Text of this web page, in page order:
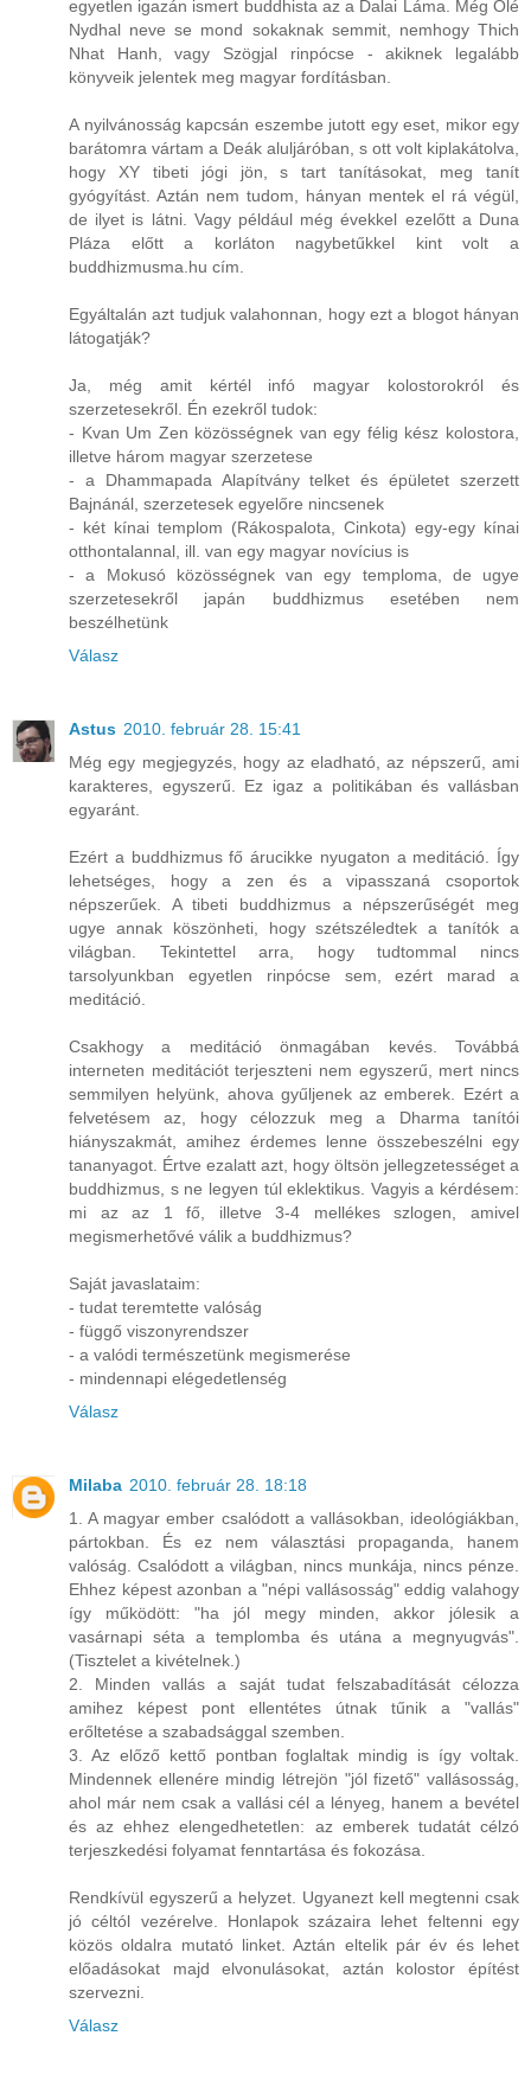
egyetlen igazán ismert buddhista az a Dalai Láma. Még Olé
Nydhal neve se mond sokaknak semmit, nemhogy Thich
Nhat Hanh, vagy Szögjal rinpócse - akiknek legalább
könyveik jelentek meg magyar fordításban.
A nyilvánosság kapcsán eszembe jutott egy eset, mikor egy
barátomra vártam a Deák aluljáróban, s ott volt kiplakátolva,
hogy XY tibeti jógi jön, s tart tanításokat, meg tanít
gyógyítást. Aztán nem tudom, hányan mentek el rá végül,
de ilyet is látni. Vagy például még évekkel ezelőtt a Duna
Pláza előtt a korláton nagybetűkkel kint volt a
buddhizmusma.hu cím.
Egyáltalán azt tudjuk valahonnan, hogy ezt a blogot hányan
látogatják?
Ja, még amit kértél infó magyar kolostorokról és
szerzetesekről. Én ezekről tudok:
- Kvan Um Zen közösségnek van egy félig kész kolostora,
illetve három magyar szerzetese
- a Dhammapada Alapítvány telket és épületet szerzett
Bajnánál, szerzetesek egyelőre nincsenek
- két kínai templom (Rákospalota, Cinkota) egy-egy kínai
otthontalannal, ill. van egy magyar novícius is
- a Mokusó közösségnek van egy temploma, de ugye
szerzetesekről japán buddhizmus esetében nem
beszélhetünk
Válasz
Astus 2010. február 28. 15:41
Még egy megjegyzés, hogy az eladható, az népszerű, ami
karakteres, egyszerű. Ez igaz a politikában és vallásban
egyaránt.
Ezért a buddhizmus fő árucikke nyugaton a meditáció. Így
lehetséges, hogy a zen és a vipasszaná csoportok
népszerűek. A tibeti buddhizmus a népszerűségét meg
ugye annak köszönheti, hogy szétszéledtek a tanítók a
világban. Tekintettel arra, hogy tudtommal nincs
tarsolyunkban egyetlen rinpócse sem, ezért marad a
meditáció.
Csakhogy a meditáció önmagában kevés. Továbbá
interneten meditációt terjeszteni nem egyszerű, mert nincs
semmilyen helyünk, ahova gyűljenek az emberek. Ezért a
felvetésem az, hogy célozzuk meg a Dharma tanítói
hiányszakmát, amihez érdemes lenne összebeszélni egy
tananyagot. Értve ezalatt azt, hogy öltsön jellegzetességet a
buddhizmus, s ne legyen túl eklektikus. Vagyis a kérdésem:
mi az az 1 fő, illetve 3-4 mellékes szlogen, amivel
megismerhetővé válik a buddhizmus?
Saját javaslataim:
- tudat teremtette valóság
- függő viszonyrendszer
- a valódi természetünk megismerése
- mindennapi elégedetlenség
Válasz
Milaba 2010. február 28. 18:18
1. A magyar ember csalódott a vallásokban, ideológiákban,
pártokban. És ez nem választási propaganda, hanem
valóság. Csalódott a világban, nincs munkája, nincs pénze.
Ehhez képest azonban a "népi vallásosság" eddig valahogy
így működött: "ha jól megy minden, akkor jólesik a
vasárnapi séta a templomba és utána a megnyugvás".
(Tisztelet a kivételnek.)
2. Minden vallás a saját tudat felszabadítását célozza
amihez képest pont ellentétes útnak tűnik a "vallás"
erőltetése a szabadsággal szemben.
3. Az előző kettő pontban foglaltak mindig is így voltak.
Mindennek ellenére mindig létrejön "jól fizető" vallásosság,
ahol már nem csak a vallási cél a lényeg, hanem a bevétel
és az ehhez elengedhetetlen: az emberek tudatát célzó
terjeszkedési folyamat fenntartása és fokozása.
Rendkívül egyszerű a helyzet. Ugyanezt kell megtenni csak
jó céltól vezérelve. Honlapok százaira lehet feltenni egy
közös oldalra mutató linket. Aztán eltelik pár év és lehet
előadásokat majd elvonulásokat, aztán kolostor építést
szervezni.
Válasz